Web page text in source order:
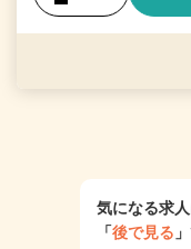
気になる求
「後で見る